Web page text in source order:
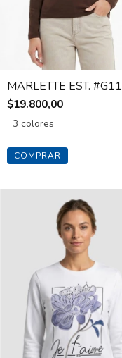
MARLETTE EST. #G11
$19.800,00
3 colores
COMPRAR